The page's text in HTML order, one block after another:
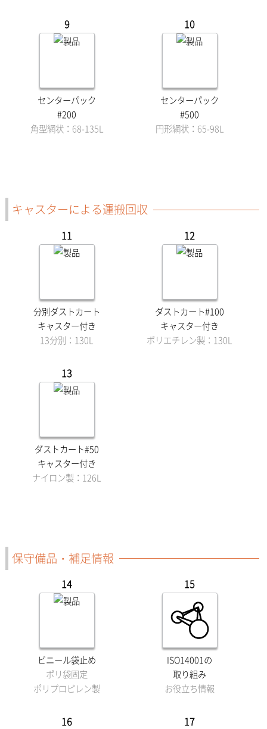
9
センターパック
#200
角型網状：68-135L
10
センターパック
#500
円形網状：65-98L
キャスターによる運搬回収
11
分別ダストカート
キャスター付き
13分別：130L
12
ダストカート#100
キャスター付き
ポリエチレン製：130L
13
ダストカート#50
キャスター付き
ナイロン製：126L
保守備品・補足情報
14
ビニール袋止め
ポリ袋固定
ポリプロピレン製
15
ISO14001の
取り組み
お役立ち情報
16 17